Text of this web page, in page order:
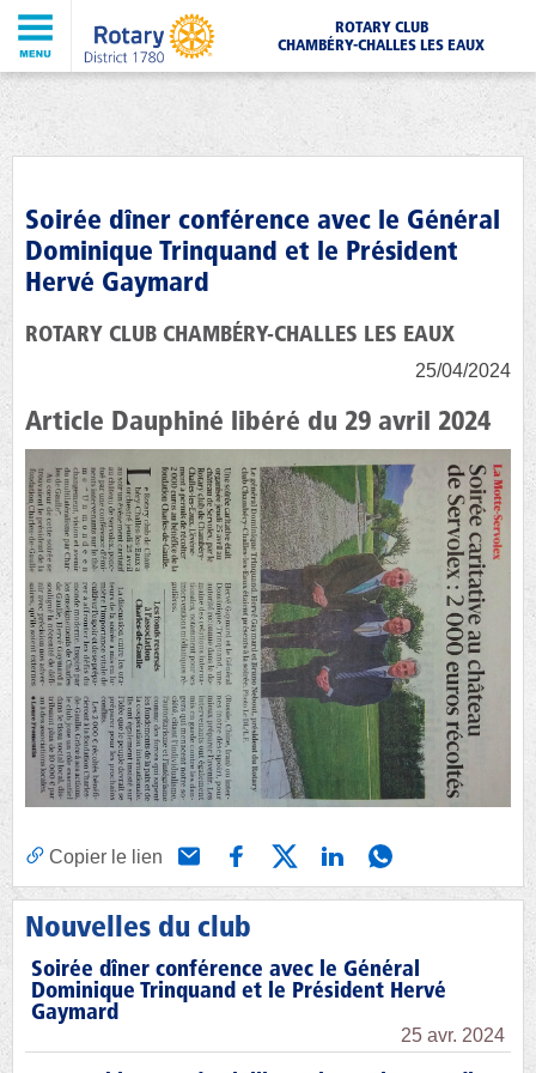
ROTARY CLUB
CHAMBÉRY-CHALLES LES EAUX
Soirée dîner conférence avec le Général
Dominique Trinquand et le Président
Hervé Gaymard
ROTARY CLUB CHAMBÉRY-CHALLES LES EAUX
25/04/2024
Article Dauphiné libéré du 29 avril 2024
Copier le lien
Nouvelles du club
Soirée dîner conférence avec le Général
Dominique Trinquand et le Président Hervé
Gaymard
25 avr. 2024